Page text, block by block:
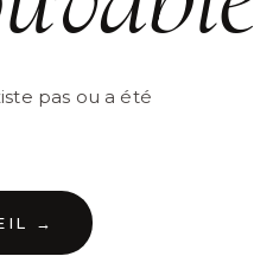
pas ou a été
→